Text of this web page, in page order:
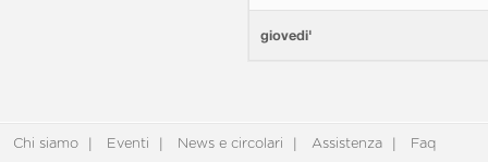
giovedi'
Chi siamo Eventi News e circolari Assistenza Faq